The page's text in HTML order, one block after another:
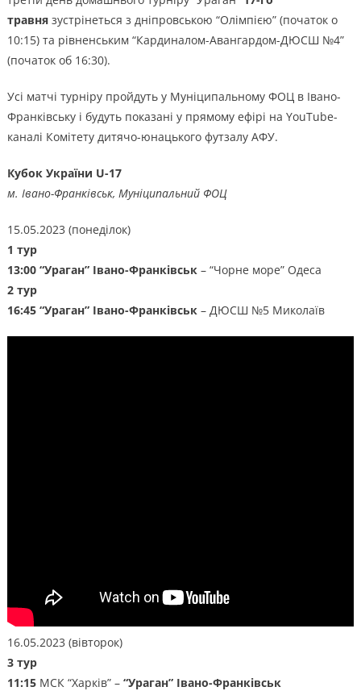
травнязустрінеться з дніпровською “Олімпією” (початок о
10:15) та рівненським “Кардиналом-Авангардом-ДЮСШ №4”
(початок об 16:30).
Усі матчі турніру пройдуть у Муніципальному ФОЦ в Івано-
Франківську і будуть показані у прямому ефірі на YouTube-
каналі Комітету дитячо-юнацького футзалу АФУ.
Кубок України U-17
м. Івано-Франківськ, Муніципальний ФОЦ
15.05.2023 (понеділок)
1 тур
13:00 “Ураган” Івано-Франківськ– “Чорне море” Одеса
2 тур
16:45 “Ураган” Івано-Франківськ– ДЮСШ №5 Миколаїв
16.05.2023 (вівторок)
3 тур
11:15 МСК “Харків” – “Ураган” Івано-Франківськ